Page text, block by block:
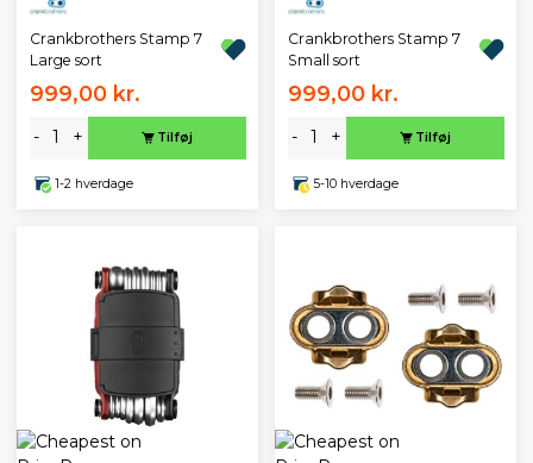
Crankbrothers Stamp 7
Large sort
999,00 kr.
- + Tilføj
1-2 hverdage
Crankbrothers Stamp 7
Small sort
999,00 kr.
- + Tilføj
5-10 hverdage